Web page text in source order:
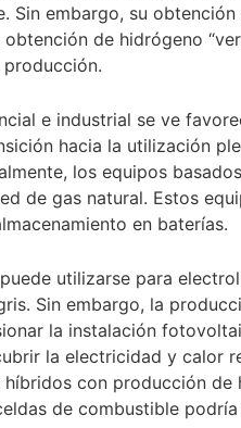
Sin embargo, su
de hidrógeno
e industrial se ve
hacia la utilización
los equipos
de gas natural. Estos
en baterías.
utilizarse para
Sin embargo, la
la instalación
la electricidad y calor
con producción de
de combustible